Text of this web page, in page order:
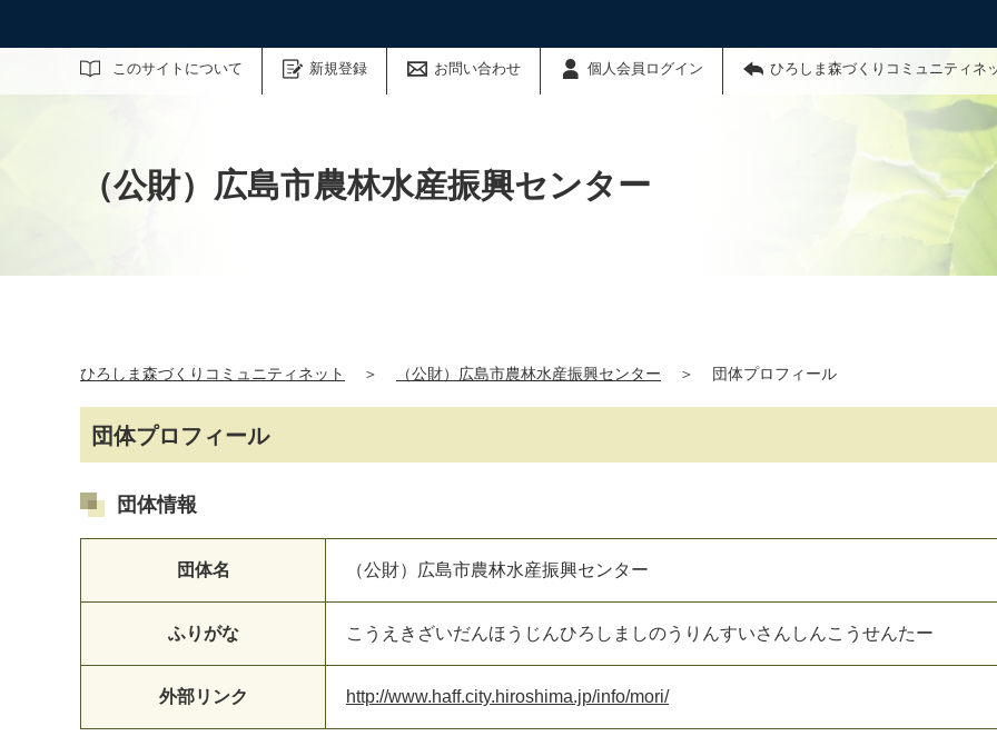
このサイトについて 新規登録 お問い合わせ 個人会員ログイン ひろしま森づくりコミュニティネ
サイト内検索
（公財）広島市農林水産振興センター
ひろしま森づくりコミュニティネット ＞ （公財）広島市農林水産振興センター ＞ 団体プロフィール
団体プロフィール
団体情報
団体名 （公財）広島市農林水産振興センター
ふりがな こうえきざいだんほうじんひろしましのうりんすいさんしんこうせんたー
外部リンク http://www.haff.city.hiroshima.jp/info/mori/